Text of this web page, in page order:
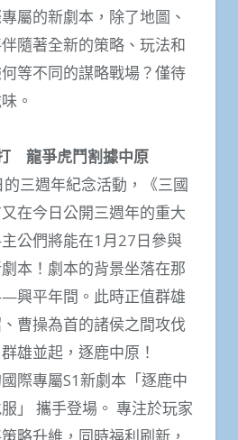
屬的新劇本，除了地圖、
隨著全新的策略、玩法和
等不同的謀略戰場？僅待
。
龍爭虎鬥割據中原
三週年紀念活動，《三國
在今日公開三週年的重大
公們將能在1月27日參與
本！劇本的背景坐落在那
興平年間。此時正值群雄
曹操為首的諸侯之間攻伐
雄並起，逐鹿中原！
際專屬S1新劇本「逐鹿中
」 攜手登場。 專注於玩家